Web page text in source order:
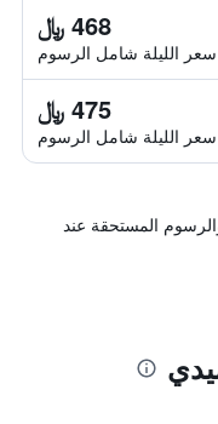
468 ﷼
سعر الليلة شامل الرسوم
475 ﷼
سعر الليلة شامل الرسوم
المستحقة عند